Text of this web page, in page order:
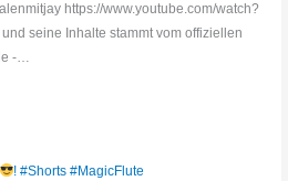
https://www.youtube.com/watch?
seine Inhalte stammt vom offiziellen
-…
! #Shorts #MagicFlute